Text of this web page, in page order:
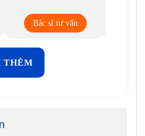
Bác sĩ tư vấn
THÊM